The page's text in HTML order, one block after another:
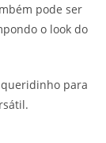
pode ser
o look do
para